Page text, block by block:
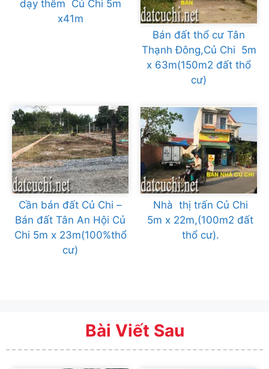
dạy thêm Củ Chi 5m
x41m
Bán đất thổ cư Tân
Thạnh Đông,Củ Chi 5m
x 63m(150m2 đất thổ
cư)
Cần bán đất Củ Chi –
Bán đất Tân An Hội Củ
Chi 5m x 23m(100%thổ
cư)
Nhà thị trấn Củ Chi
5m x 22m,(100m2 đất
thổ cư).
Bài Viết Sau